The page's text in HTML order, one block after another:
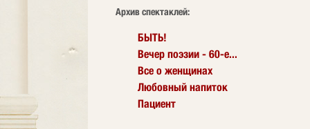
Архив спектаклей:
БЫТЬ!
Вечер поэзии - 60-е...
Все о женщинах
Любовный напиток
Пациент